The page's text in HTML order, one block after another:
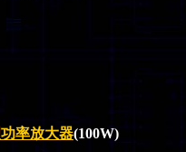
率放大器(100W)